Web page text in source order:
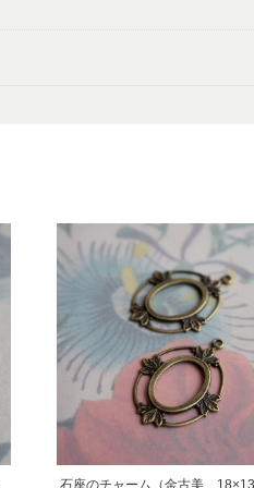
石座のチャーム（金古美、